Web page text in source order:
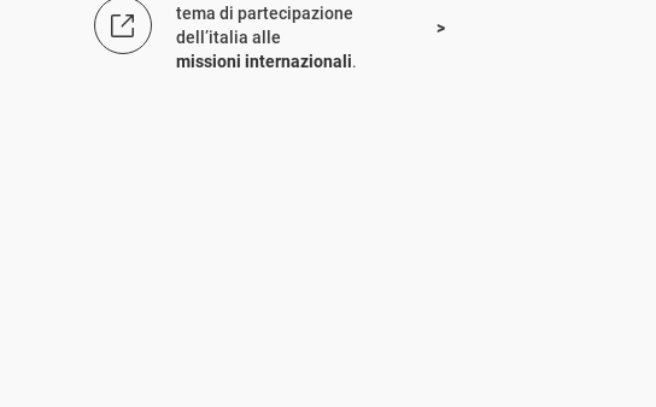
tema di partecipazione
dell’italia alle
missioni internazionali.